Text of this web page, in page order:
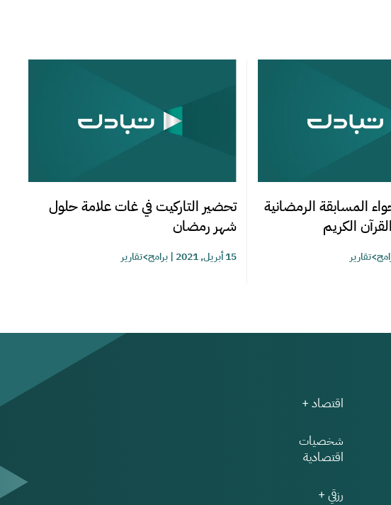
المسابقة الرمضانية
الكريم
تحضير التاركيت في غات علامة حلول
شهر رمضان
15 أبريل, 2021 |برامج>تقارير
اقتصاد +
شخصيات
اقتصادية
رزقي +